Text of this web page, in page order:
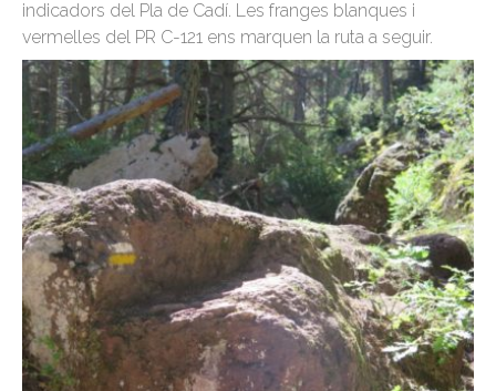
indicadors del Pla de Cadí. Les franges blanques i
vermelles del PR C-121 ens marquen la ruta a seguir.